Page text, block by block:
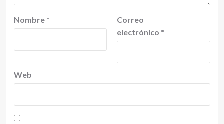
Nombre *
Correo
electrónico *
Web